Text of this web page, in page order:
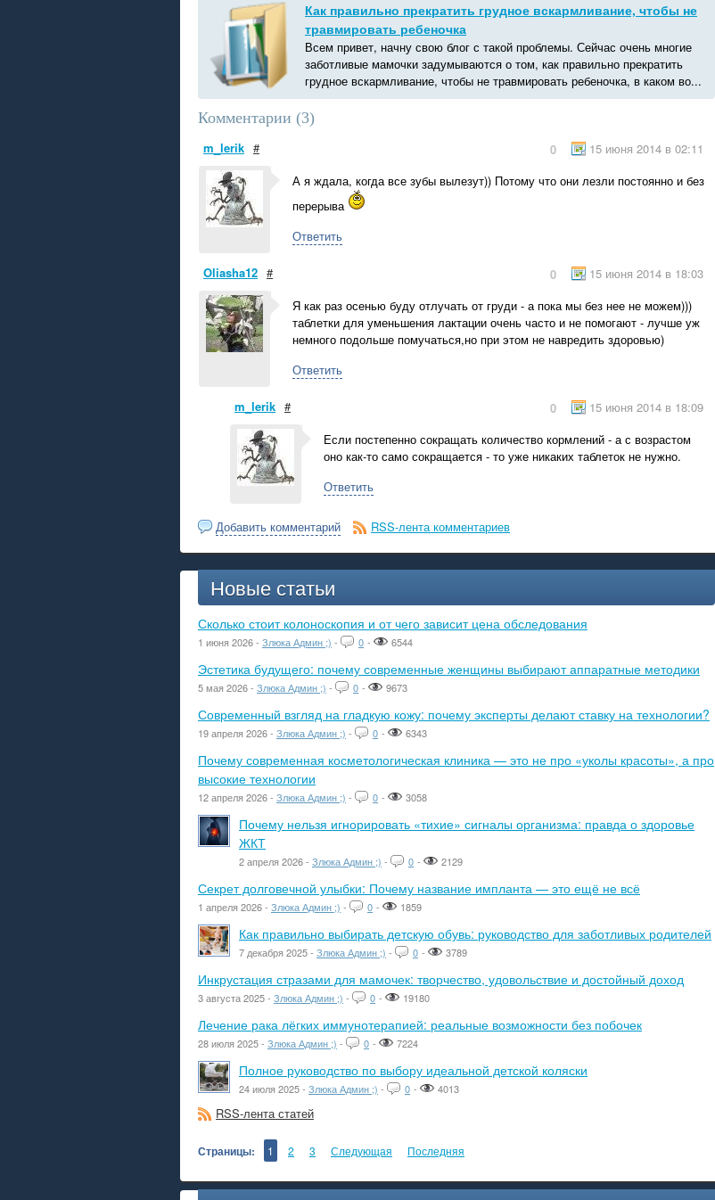
Как правильно прекратить грудное вскармливание, чтобы не
травмировать ребеночка
Всем привет, начну свою блог с такой проблемы. Сейчас очень многие
заботливые мамочки задумываются о том, как правильно прекратить
грудное вскармливание, чтобы не травмировать ребеночка, в каком во...
Комментарии (3)
m_lerik # 15 июня 2014 в 02:11
0
А я ждала, когда все зубы вылезут)) Потому что они лезли постоянно и без
перерыва
Ответить
Oliasha12 # 15 июня 2014 в 18:03
0
Я как раз осенью буду отлучать от груди - а пока мы без нее не можем)))
таблетки для уменьшения лактации очень часто и не помогают - лучше уж
немного подольше помучаться,но при этом не навредить здоровью)
Ответить
m_lerik # 15 июня 2014 в 18:09
0
Если постепенно сокращать количество кормлений - а с возрастом
оно как-то само сокращается - то уже никаких таблеток не нужно.
Ответить
Добавить комментарий RSS-лента комментариев
Новые статьи
Сколько стоит колоноскопия и от чего зависит цена обследования
1 июня 2026 - Злюка Админ ;) - 0 - 6544
Эстетика будущего: почему современные женщины выбирают аппаратные методики
5 мая 2026 - Злюка Админ ;) - 0 - 9673
Современный взгляд на гладкую кожу: почему эксперты делают ставку на технологии?
19 апреля 2026 - Злюка Админ ;) - 0 - 6343
Почему современная косметологическая клиника — это не про «уколы красоты», а про
высокие технологии
12 апреля 2026 - Злюка Админ ;) - 0 - 3058
Почему нельзя игнорировать «тихие» сигналы организма: правда о здоровье
ЖКТ
2 апреля 2026 - Злюка Админ ;) - 0 - 2129
Секрет долговечной улыбки: Почему название импланта — это ещё не всё
1 апреля 2026 - Злюка Админ ;) - 0 - 1859
Как правильно выбирать детскую обувь: руководство для заботливых родителей
7 декабря 2025 - Злюка Админ ;) - 0 - 3789
Инкрустация стразами для мамочек: творчество, удовольствие и достойный доход
3 августа 2025 - Злюка Админ ;) - 0 - 19180
Лечение рака лёгких иммунотерапией: реальные возможности без побочек
28 июля 2025 - Злюка Админ ;) - 0 - 7224
Полное руководство по выбору идеальной детской коляски
24 июля 2025 - Злюка Админ ;) - 0 - 4013
RSS-лента статей
Страницы: 1 2 3 Следующая Последняя